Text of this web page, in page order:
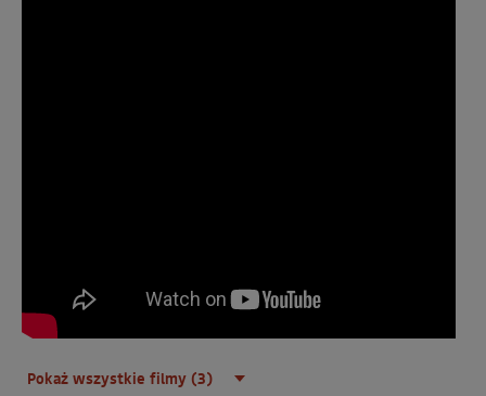
Pokaż wszystkie filmy (3)